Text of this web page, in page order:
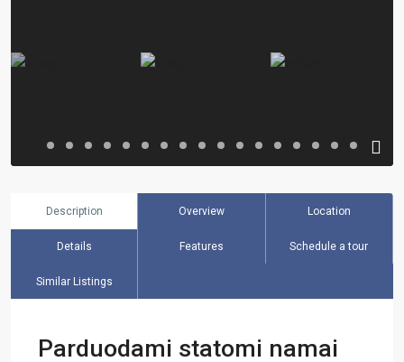
Description Overview Location
Details Features Schedule a tour
Similar Listings
Parduodami statomi namai